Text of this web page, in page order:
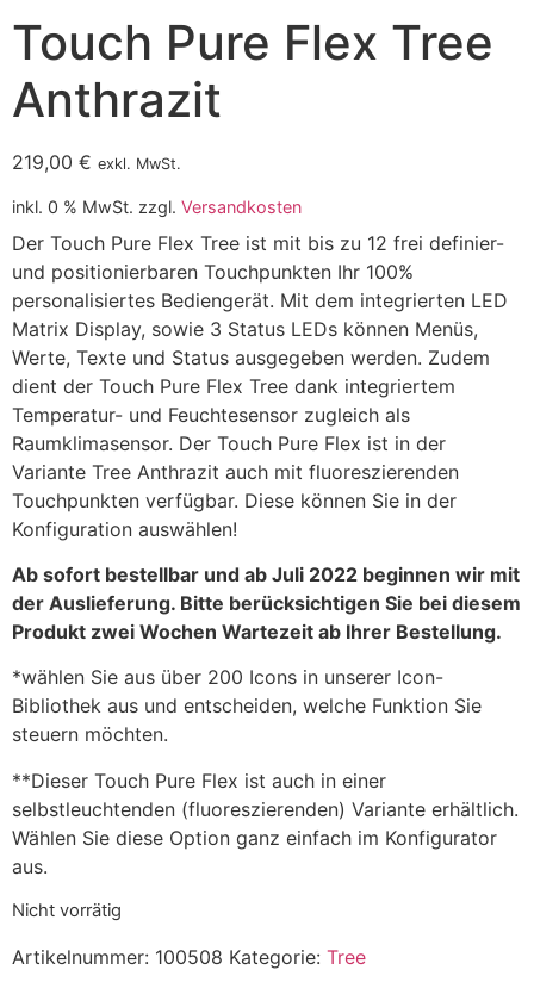
Touch Pure Flex Tree
Anthrazit
219,00 € exkl. MwSt.
inkl. 0 % MwSt. zzgl. Versandkosten
Der Touch Pure Flex Tree ist mit bis zu 12 frei definier-
und positionierbaren Touchpunkten Ihr 100%
personalisiertes Bediengerät. Mit dem integrierten LED
Matrix Display, sowie 3 Status LEDs können Menüs,
Werte, Texte und Status ausgegeben werden. Zudem
dient der Touch Pure Flex Tree dank integriertem
Temperatur- und Feuchtesensor zugleich als
Raumklimasensor. Der Touch Pure Flex ist in der
Variante Tree Anthrazit auch mit fluoreszierenden
Touchpunkten verfügbar. Diese können Sie in der
Konfiguration auswählen!
Ab sofort bestellbar und ab Juli 2022 beginnen wir mit
der Auslieferung. Bitte berücksichtigen Sie bei diesem
Produkt zwei Wochen Wartezeit ab Ihrer Bestellung.
*wählen Sie aus über 200 Icons in unserer Icon-
Bibliothek aus und entscheiden, welche Funktion Sie
steuern möchten.
**Dieser Touch Pure Flex ist auch in einer
selbstleuchtenden (fluoreszierenden) Variante erhältlich.
Wählen Sie diese Option ganz einfach im Konfigurator
aus.
Nicht vorrätig
Artikelnummer: 100508 Kategorie: Tree